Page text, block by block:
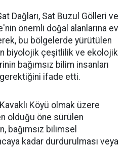
Dağları, Sat Buzul Gölleri ve
önemli doğal alanlarına ev
bu bölgelerde yürütülen
biyolojik çeşitlilik ve ekolojik
bağımsız bilim insanları
ifade etti.
Köyü olmak üzere
olduğu öne sürülen
bağımsız bilimsel
kadar durdurulması veya